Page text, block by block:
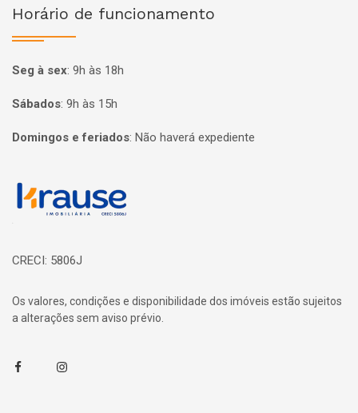
Horário de funcionamento
Seg à sex: 9h às 18h
Sábados: 9h às 15h
Domingos e feriados: Não haverá expediente
Página inicial
CRECI: 5806J
Os valores, condições e disponibilidade dos imóveis estão sujeitos
a alterações sem aviso prévio.
FacebookInstagram